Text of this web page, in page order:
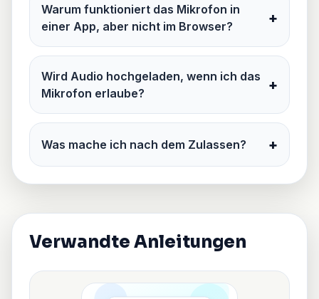
Warum funktioniert das Mikrofon in
einer App, aber nicht im Browser?
+
Wird Audio hochgeladen, wenn ich das
Mikrofon erlaube?
+
Was mache ich nach dem Zulassen? +
Verwandte Anleitungen